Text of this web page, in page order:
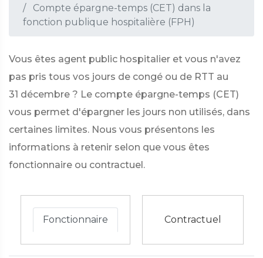
Compte épargne-temps (CET) dans la
fonction publique hospitalière (FPH)
Vous êtes agent public hospitalier et vous n'avez
pas pris tous vos jours de congé ou de RTT au
31 décembre ? Le compte épargne-temps (CET)
vous permet d'épargner les jours non utilisés, dans
certaines limites. Nous vous présentons les
informations à retenir selon que vous êtes
fonctionnaire ou contractuel.
Fonctionnaire Contractuel